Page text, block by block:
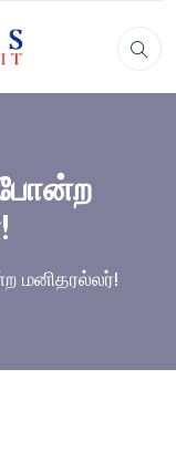
போன்ற
மனிதரல்லர்!